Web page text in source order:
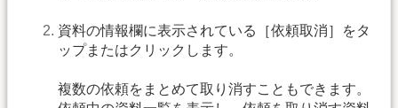
資料の情報欄に表示されている［依頼取消］をタ
ップまたはクリックします。
複数の依頼をまとめて取り消すこともできます。